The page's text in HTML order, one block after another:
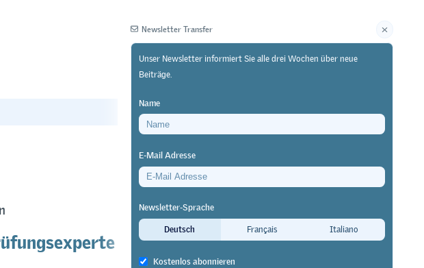
zu
Newsletter Transfer
Unser Newsletter informiert Sie alle drei Wochen über neue
Beiträge.
Name
E-Mail Adresse
Newsletter-Sprache
Deutsch
Français Italiano
Kostenlos abonnieren